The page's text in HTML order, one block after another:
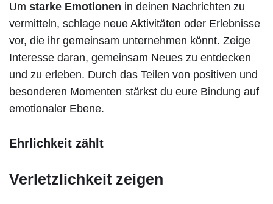
Um starke Emotionen in deinen Nachrichten zu
vermitteln, schlage neue Aktivitäten oder Erlebnisse
vor, die ihr gemeinsam unternehmen könnt. Zeige
Interesse daran, gemeinsam Neues zu entdecken
und zu erleben. Durch das Teilen von positiven und
besonderen Momenten stärkst du eure Bindung auf
emotionaler Ebene.
Ehrlichkeit zählt
Verletzlichkeit zeigen